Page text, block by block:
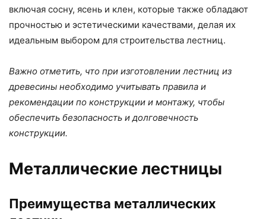
включая сосну, ясень и клен, которые также обладают
прочностью и эстетическими качествами, делая их
идеальным выбором для строительства лестниц.
Важно отметить, что при изготовлении лестниц из
древесины необходимо учитывать правила и
рекомендации по конструкции и монтажу, чтобы
обеспечить безопасность и долговечность
конструкции.
Металлические лестницы
Преимущества металлических